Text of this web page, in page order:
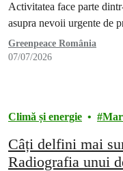
Activitatea face parte
asupra nevoii urgente de
Greenpeace România
07/07/2026
Climă și energie
Câți delfini mai
Radiografia unui